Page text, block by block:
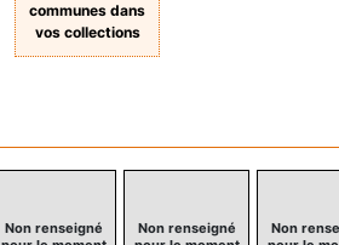
communes dans
vos collections
Non renseigné
Non renseigné
Non